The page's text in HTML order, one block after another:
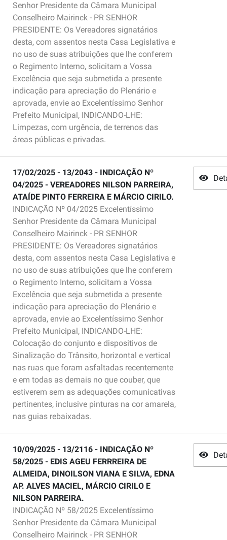
Senhor Presidente da Câmara Municipal
Conselheiro Mairinck - PR SENHOR
PRESIDENTE: Os Vereadores signatários
desta, com assentos nesta Casa Legislativa e
no uso de suas atribuições que lhe conferem
o Regimento Interno, solicitam a Vossa
Excelência que seja submetida a presente
indicação para apreciação do Plenário e
aprovada, envie ao Excelentíssimo Senhor
Prefeito Municipal, INDICANDO-LHE:
Limpezas, com urgência, de terrenos das
áreas públicas e privadas.
17/02/2025 - 13/2043 - INDICAÇÃO Nº
04/2025 - VEREADORES NILSON PARREIRA,
ATAÍDE PINTO FERREIRA E MÁRCIO CIRILO.
INDICAÇÃO Nº 04/2025 Excelentíssimo
Senhor Presidente da Câmara Municipal
Conselheiro Mairinck - PR SENHOR
PRESIDENTE: Os Vereadores signatários
desta, com assentos nesta Casa Legislativa e
no uso de suas atribuições que lhe conferem
o Regimento Interno, solicitam a Vossa
Excelência que seja submetida a presente
indicação para apreciação do Plenário e
aprovada, envie ao Excelentíssimo Senhor
Prefeito Municipal, INDICANDO-LHE:
Colocação do conjunto e dispositivos de
Sinalização do Trânsito, horizontal e vertical
nas ruas que foram asfaltadas recentemente
e em todas as demais no que couber, que
estiverem sem as adequações comunicativas
pertinentes, inclusive pinturas na cor amarela,
nas guias rebaixadas.
10/09/2025 - 13/2116 - INDICAÇÃO Nº
58/2025 - EDIS AGEU FERRREIRA DE
ALMEIDA, DINOILSON VIANA E SILVA, EDNA
AP. ALVES MACIEL, MÁRCIO CIRILO E
NILSON PARREIRA.
INDICAÇÃO Nº 58/2025 Excelentíssimo
Senhor Presidente da Câmara Municipal
Conselheiro Mairinck - PR SENHOR